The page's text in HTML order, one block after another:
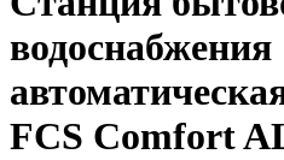
водоснабжения
FCS Comfort